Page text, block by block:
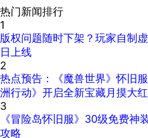
热门新闻排行
1
版权问题随时下架？玩家自制
日上线
2
热点预告：《魔兽世界》怀旧
洲行动》开启全新宝藏月摸大红
3
《冒险岛怀旧服》30级免费神
攻略